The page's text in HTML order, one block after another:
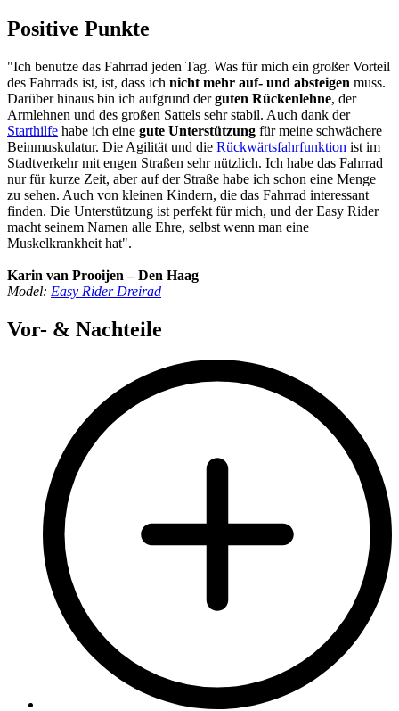
Positive Punkte
"Ich benutze das Fahrrad jeden Tag. Was für mich ein großer Vorteil
des Fahrrads ist, ist, dass ich nicht mehr auf- und absteigen muss.
Darüber hinaus bin ich aufgrund derguten Rückenlehne, der
Armlehnen und des großen Sattels sehr stabil. Auch dank der
Starthilfe habe ich eine gute Unterstützung für meine schwächere
Beinmuskulatur. Die Agilität und die Rückwärtsfahrfunktion ist im
Stadtverkehr mit engen Straßen sehr nützlich. Ich habe das Fahrrad
nur für kurze Zeit, aber auf der Straße habe ich schon eine Menge
zu sehen. Auch von kleinen Kindern, die das Fahrrad interessant
finden. Die Unterstützung ist perfekt für mich, und der Easy Rider
macht seinem Namen alle Ehre, selbst wenn man eine
Muskelkrankheit hat".
Karin van Prooijen – Den Haag
Model: Easy Rider Dreirad
Vor- & Nachteile